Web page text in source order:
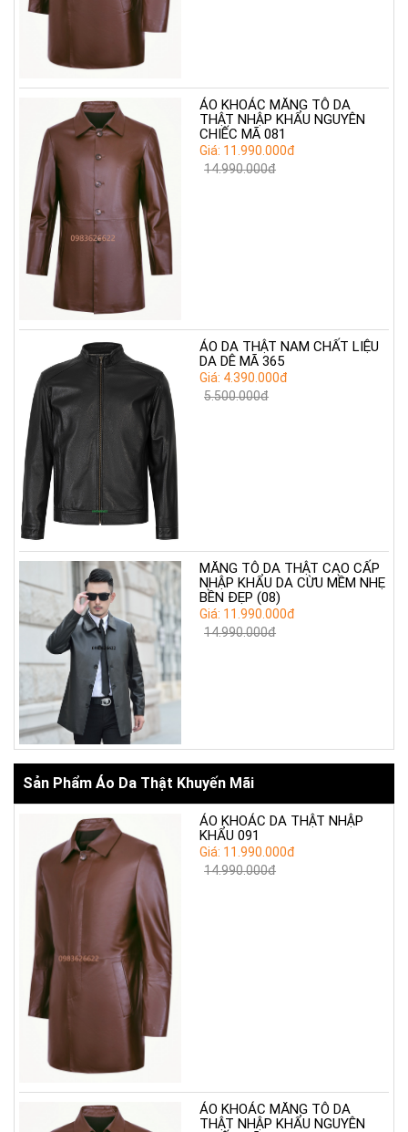
ÁO KHOÁC MĂNG TÔ DA
THẬT NHẬP KHẨU NGUYÊN
CHIẾC MÃ 081
Giá: 11.990.000đ
14.990.000đ
ÁO DA THẬT NAM CHẤT LIỆU
DA DÊ MÃ 365
Giá: 4.390.000đ
5.500.000đ
MĂNG TÔ DA THẬT CAO CẤP
NHẬP KHẨU DA CỪU MỀM NHẸ
BỀN ĐẸP (08)
Giá: 11.990.000đ
14.990.000đ
Sản Phẩm Áo Da Thật Khuyến Mãi
ÁO KHOÁC DA THẬT NHẬP
KHẨU 091
Giá: 11.990.000đ
14.990.000đ
ÁO KHOÁC MĂNG TÔ DA
THẬT NHẬP KHẨU NGUYÊN